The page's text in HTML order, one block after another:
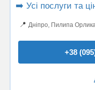
➡️ Усі послуги та
📍 Дніпро, Пилипа
+38